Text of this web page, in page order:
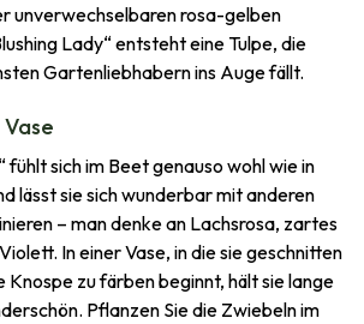
unverwechselbaren rosa-gelben
Lady“ entsteht eine Tulpe, die
Gartenliebhabern ins Auge fällt.
fühlt sich im Beet genauso wohl wie in
lässt sie sich wunderbar mit anderen
– man denke an Lachsrosa, zartes
In einer Vase, in die sie geschnitten
Knospe zu färben beginnt, hält sie lange
Pflanzen Sie die Zwiebeln im